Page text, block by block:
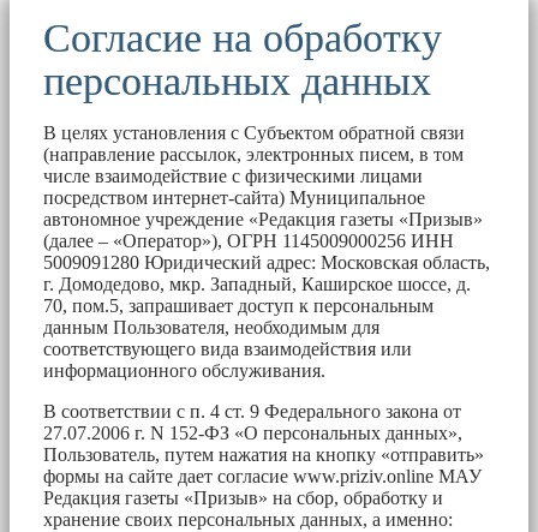
Согласие на обработку
персональных данных
В целях установления с Субъектом обратной связи
(направление рассылок, электронных писем, в том
числе взаимодействие с физическими лицами
посредством интернет-сайта) Муниципальное
автономное учреждение «Редакция газеты «Призыв»
(далее – «Оператор»), ОГРН 1145009000256 ИНН
5009091280 Юридический адрес: Московская область,
г. Домодедово, мкр. Западный, Каширское шоссе, д.
70, пом.5, запрашивает доступ к персональным
данным Пользователя, необходимым для
соответствующего вида взаимодействия или
информационного обслуживания.
В соответствии с п. 4 ст. 9 Федерального закона от
27.07.2006 г. N 152-ФЗ «О персональных данных»,
Пользователь, путем нажатия на кнопку «отправить»
формы на сайте дает согласие www.priziv.online МАУ
Редакция газеты «Призыв» на сбор, обработку и
хранение своих персональных данных, а именно: